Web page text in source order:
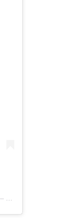
A post shared by Gosia Chruściel-Waniek – Biżuteria (@gosiawaniek)